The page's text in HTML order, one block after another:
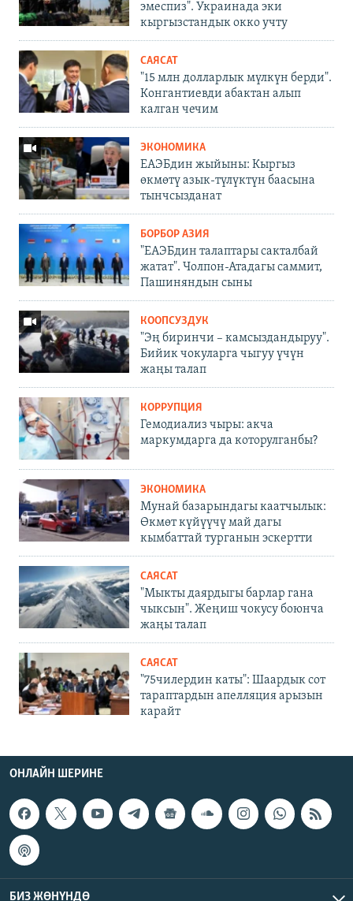
эмеспиз". Украинада эки
кыргызстандык окко учту
САЯСАТ
"15 млн долларлык мүлкүн берди".
Конгантиевди абактан алып
калган чечим
ЭКОНОМИКА
ЕАЭБдин жыйыны: Кыргыз
өкмөтү азык-түлүктүн баасына
тынчсызданат
БОРБОР АЗИЯ
"ЕАЭБдин талаптары сакталбай
жатат". Чолпон-Атадагы саммит,
Пашиняндын сыны
КООПСУЗДУК
"Эң биринчи – камсыздандыруу".
Бийик чокуларга чыгуу үчүн
жаңы талап
КОРРУПЦИЯ
Гемодиализ чыры: акча
маркумдарга да которулганбы?
ЭКОНОМИКА
Мунай базарындагы каатчылык:
Өкмөт күйүүчү май дагы
кымбаттай турганын эскертти
САЯСАТ
"Мыкты даярдыгы барлар гана
чыксын". Жеңиш чокусу боюнча
жаңы талап
САЯСАТ
"75чилердин каты": Шаардык сот
тараптардын апелляция арызын
карайт
ОНЛАЙН ШЕРИНЕ
БИЗ ЖӨНҮНДӨ